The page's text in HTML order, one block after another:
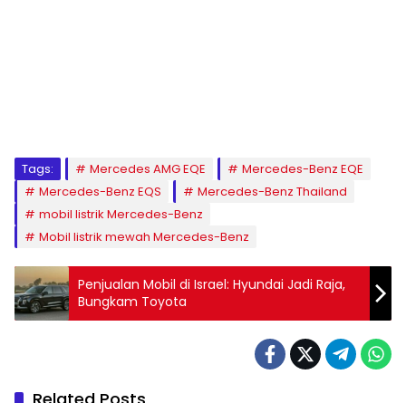
Tags: Mercedes AMG EQE
Mercedes-Benz EQE
Mercedes-Benz EQS
Mercedes-Benz Thailand
mobil listrik Mercedes-Benz
Mobil listrik mewah Mercedes-Benz
Penjualan Mobil di Israel: Hyundai Jadi Raja,
Bungkam Toyota